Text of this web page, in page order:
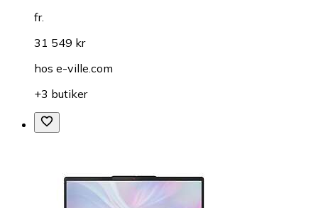
fr.
31 549 kr
hos e-ville.com
+3 butiker